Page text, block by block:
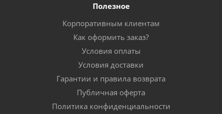
Полезное
Корпоративным клиентам
Как оформить заказ?
Условия оплаты
Условия доставки
Гарантии и правила возврата
Публичная оферта
Политика конфиденциальности